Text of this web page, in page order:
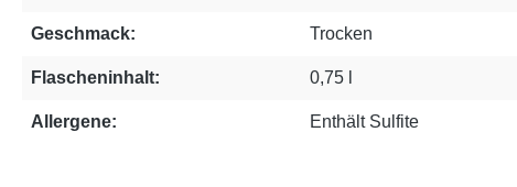
Geschmack: Trocken
Flascheninhalt: 0,75 l
Allergene: Enthält Sulfite